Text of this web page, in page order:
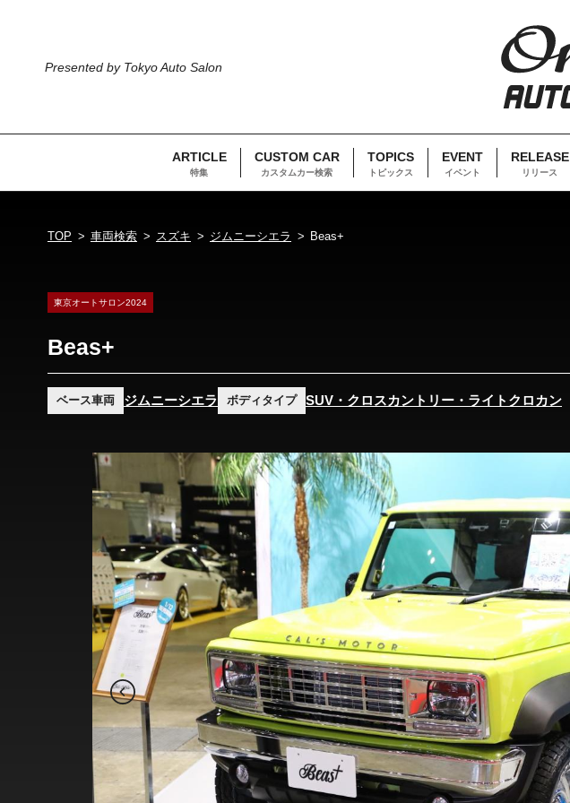
Presented by Tokyo Auto Salon
ARTICLE
特集
CUSTOM CAR
カスタムカー検索
TOPICS
トピックス
EVENT
イベント
RELEASE
リリース
TOP 車両検索 スズキ ジムニーシエラ Beas+
東京オートサロン2024
Beas+
ベース車両 ジムニーシエラ ボディタイプ SUV・クロスカントリー・ライトクロカン